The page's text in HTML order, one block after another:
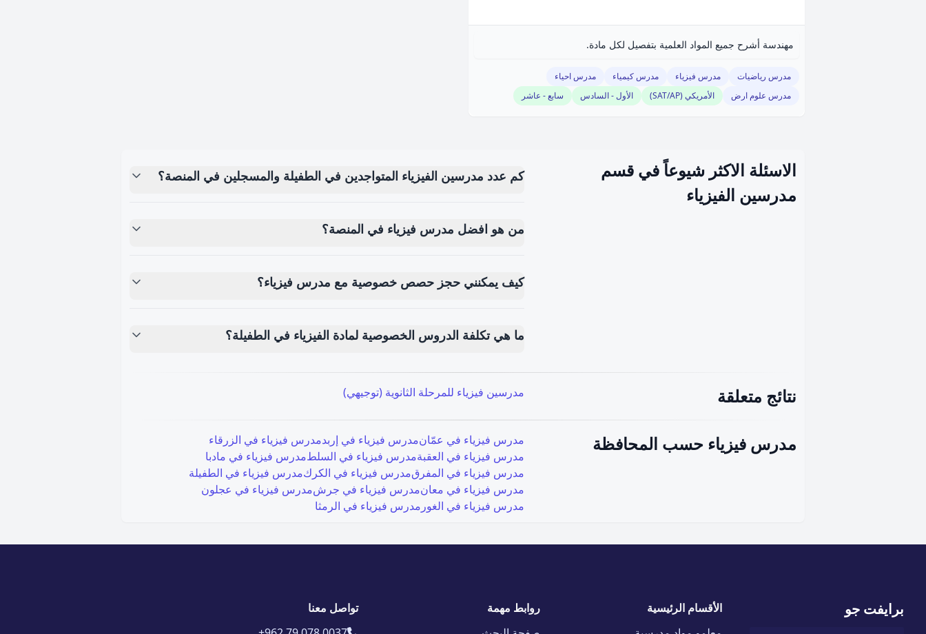
مهندسة أشرح جميع المواد العلمية بتفصيل لكل مادة.
مدرس رياضيات مدرس فيزياء مدرس كيمياء
مدرس احياء
مدرس علوم ارض
الأمريكي (SAT/AP) الأول - السادس سابع - عاشر
الاسئلة الاكثر شيوعاً في قسم
مدرسين الفيزياء
كم عدد مدرسين الفيزياء المتواجدين في الطفيلة والمسجلين في المنصة؟
من هو افضل مدرس فيزياء في المنصة؟
كيف يمكنني حجز حصص خصوصية مع مدرس فيزياء؟
ما هي تكلفة الدروس الخصوصية لمادة الفيزياء في الطفيلة؟
نتائج متعلقة مدرسين فيزياء للمرحلة الثانوية (توجيهي)
مدرس فيزياء حسب المحافظة مدرس فيزياء في عمّانمدرس فيزياء في إربدمدرس فيزياء في الزرقاء
مدرس فيزياء في العقبةمدرس فيزياء في السلطمدرس فيزياء في مادبا
مدرس فيزياء في المفرقمدرس فيزياء في الكركمدرس فيزياء في الطفيلة
مدرس فيزياء في معانمدرس فيزياء في جرشمدرس فيزياء في عجلون
مدرس فيزياء في الغور مدرس فيزياء في الرمثا
برايفت جو
الأقسام الرئيسية
روابط مهمة
تواصل معنا